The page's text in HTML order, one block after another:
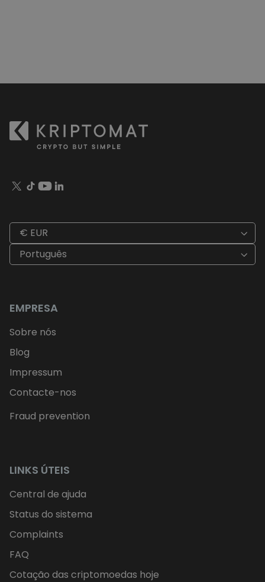
€ EUR
Português
EMPRESA
Sobre nós
Blog
Impressum
Contacte-nos
Fraud prevention
LINKS ÚTEIS
Central de ajuda
Status do sistema
Complaints
FAQ
Cotação das criptomoedas hoje